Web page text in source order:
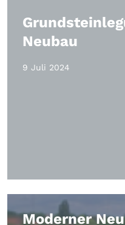
Neubau
9 Juli 2024
Moderner